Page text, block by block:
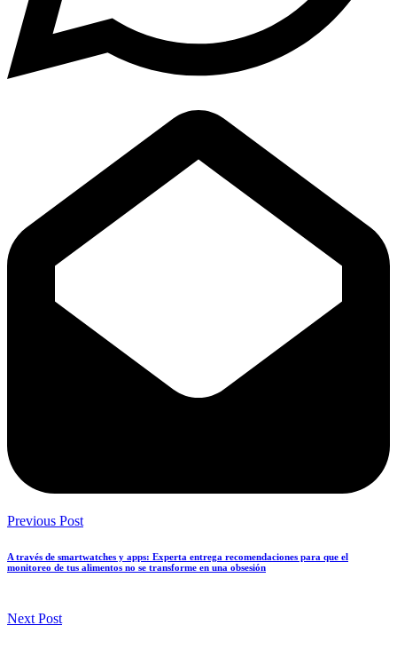
Previous Post
A través de smartwatches y apps: Experta entrega recomendaciones para que el
monitoreo de tus alimentos no se transforme en una obsesión
Next Post